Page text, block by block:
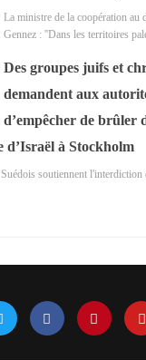
La ministre de la coopération au
Gennez : ''Dans les territoires
Des groupes juifs et
demandent aux
d’empêcher de brûler
d’Israël à Stockholm
soutiennent